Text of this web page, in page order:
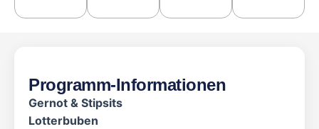
Programm-Informationen
Gernot & Stipsits
Lotterbuben